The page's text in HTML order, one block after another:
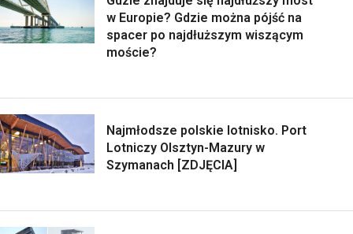
w Europie? Gdzie można pójść na
spacer po najdłuższym wiszącym
moście?
Najmłodsze polskie lotnisko. Port
Lotniczy Olsztyn-Mazury w
Szymanach [ZDJĘCIA]